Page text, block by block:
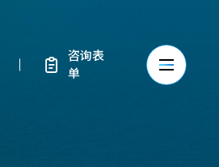
咨询表
单